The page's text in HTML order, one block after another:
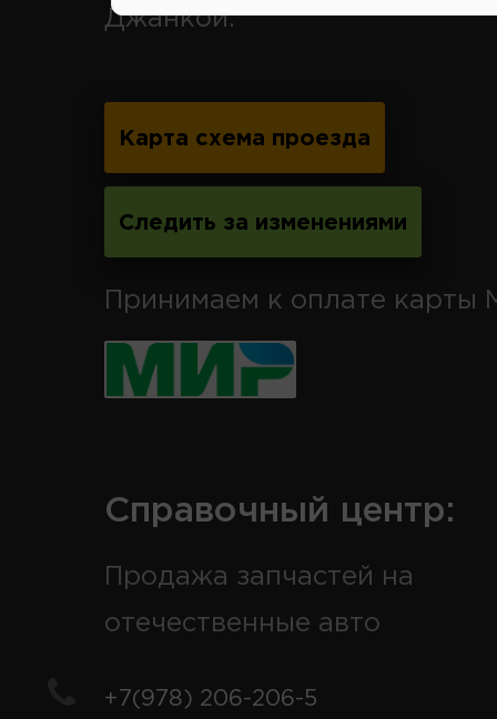
Джанкой.
Карта схема проезда
Следить за изменениями
Принимаем к оплате карты
Справочный центр:
Продажа запчастей на
отечественные авто
+7(978) 206-206-5